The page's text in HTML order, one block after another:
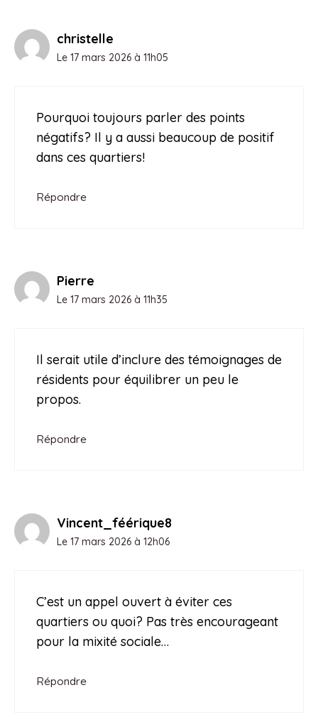
christelle
Le 17 mars 2026 à 11h05
Pourquoi toujours parler des points
négatifs? Il y a aussi beaucoup de positif
dans ces quartiers!
Répondre
Pierre
Le 17 mars 2026 à 11h35
Il serait utile d’inclure des témoignages de
résidents pour équilibrer un peu le
propos.
Répondre
Vincent_féérique8
Le 17 mars 2026 à 12h06
C’est un appel ouvert à éviter ces
quartiers ou quoi? Pas très encourageant
pour la mixité sociale…
Répondre